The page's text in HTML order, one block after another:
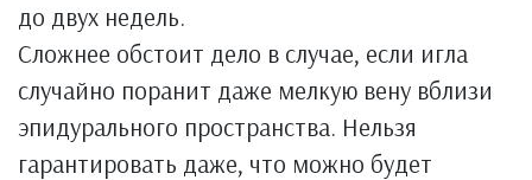
до двух недель.
Сложнее обстоит дело в случае, если игла
случайно поранит даже мелкую вену вблизи
эпидурального пространства. Нельзя
гарантировать даже, что можно будет